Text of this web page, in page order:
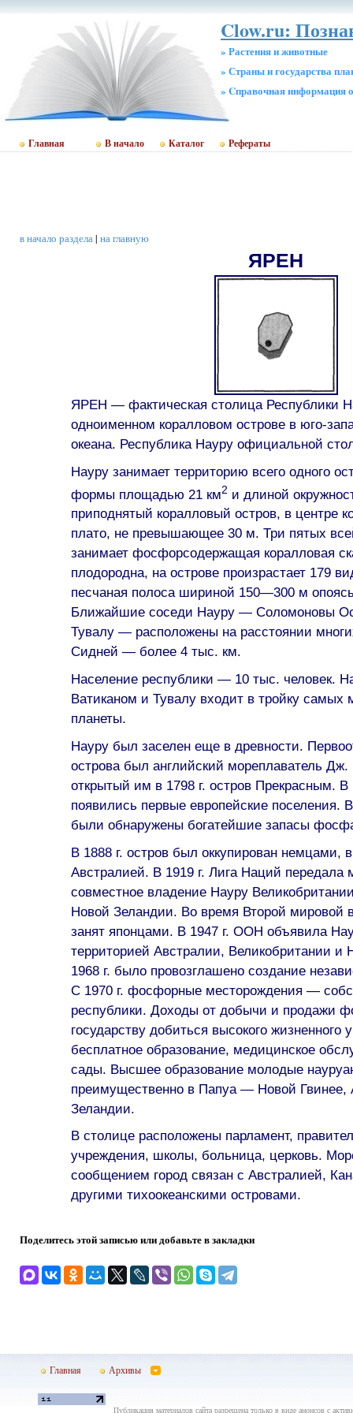
Clow.ru:
» Растения и животные
» Страны и государства
» Cправочная информация
Главная В начало Каталог Рефераты
в начало раздела| на главную
ЯРЕН
ЯРЕН — фактическая столица Республики
одноименном коралловом острове в юго-
океана. Республика Науру официальной
Науру занимает территорию всего одного
формы площадью 21 км2 и длиной
приподнятый коралловый остров, в центре
плато, не превышающее 30 м. Три пятых
занимает фосфорсодержащая коралловая
плодородна, на острове произрастает 179
песчаная полоса шириной 150—300 м
Ближайшие соседи Науру — Соломоновы
Тувалу — расположены на расстоянии
Сидней — более 4 тыс. км.
Население республики — 10 тыс. человек.
Ватиканом и Тувалу входит в тройку самых
планеты.
Науру был заселен еще в древности.
острова был английский мореплаватель
открытый им в 1798 г. остров Прекрасным. В
появились первые европейские поселения.
были обнаружены богатейшие запасы
В 1888 г. остров был оккупирован немцами,
Австралией. В 1919 г. Лига Наций передала
совместное владение Науру
Новой Зеландии. Во время Второй мировой
занят японцами. В 1947 г. ООН объявила
территорией Австралии, Великобритании и
1968 г. было провозглашено создание
С 1970 г. фосфорные месторождения —
республики. Доходы от добычи и продажи
государству добиться высокого жизненного
бесплатное образование, медицинское
сады. Высшее образование молодые
преимущественно в Папуа — Новой Гвинее,
Зеландии.
В столице расположены парламент,
учреждения, школы, больница, церковь.
сообщением город связан с Австралией,
другими тихоокеанскими островами.
Поделитесь этой записью или добавьте в закладки
Главная Архивы
Публикация материалов сайта разрешена только в виде анонсов с